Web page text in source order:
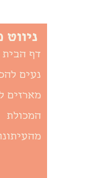
דף הבית
נעים
מארזים
המכולת